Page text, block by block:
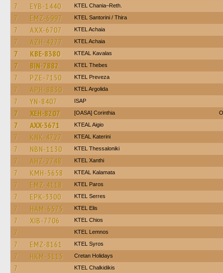
7 EYB-1440 KTEL Chania–Reth.
7 EMZ-6997 KTEL Santorini / Thira
7 AXX-6707 KTEL Achaia
7 AZH-4277 KTEL Achaia
7 KBE-8380 KTEAL Kavalas
7 BIN-7882 KTEL Thebes
7 PZE-7150 KTEL Preveza
7 APH-8830 KTEL Argolida
7 YN-8407 ISAP
7 XEH-8207 [OASA] Corinthia
7 AXX-3671 KTEAL Aigio
7 KNK-4727 KTEAL Katerini
7 NBN-1130 KTEL Thessaloniki
7 AHZ-2748 KTEL Xanthi
7 KMH-5658 KTEAL Kalamata
7 EMZ-4118 KTEL Paros
7 EPK-3300 KTEL Serres
7 HAM-6575 KTEL Elis
7 XIB-7706 KTEL Chios
7 KTEL Lemnos
7 EMZ-8161 KTEL Syros
7 HKM-3115 Cretan Holidays
7 ΚΤΕL Chalkidikis